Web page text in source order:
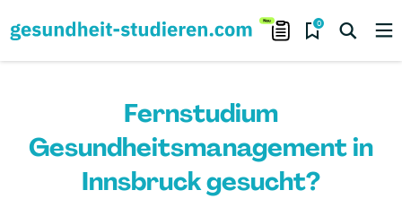
0
Fernstudium
Gesundheitsmanagement in
Innsbruck gesucht?